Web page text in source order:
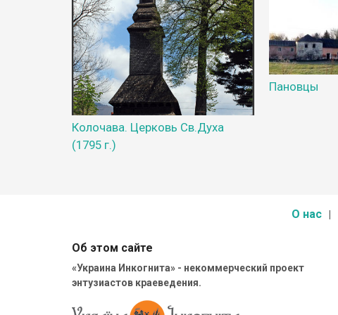
Колочава. Церковь Св.Духа
(1795 г.)
Пановцы
О нас
Об этом сайте
«Украина Инкогнита» - некоммерческий проект
энтузиастов краеведения.